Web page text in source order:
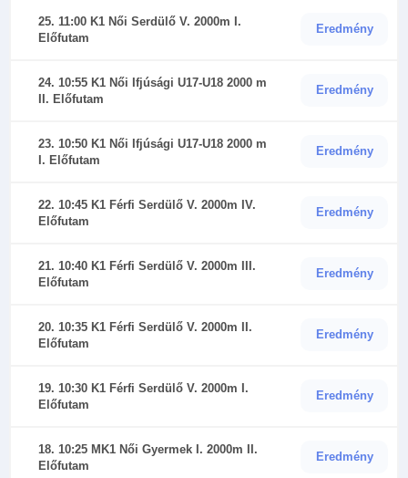
25. 11:00 K1 Női Serdülő V. 2000m I.
Előfutam
Eredmény
24. 10:55 K1 Női Ifjúsági U17-U18 2000 m
II. Előfutam
Eredmény
23. 10:50 K1 Női Ifjúsági U17-U18 2000 m
I. Előfutam
Eredmény
22. 10:45 K1 Férfi Serdülő V. 2000m IV.
Előfutam
Eredmény
21. 10:40 K1 Férfi Serdülő V. 2000m III.
Előfutam
Eredmény
20. 10:35 K1 Férfi Serdülő V. 2000m II.
Előfutam
Eredmény
19. 10:30 K1 Férfi Serdülő V. 2000m I.
Előfutam
Eredmény
18. 10:25 MK1 Női Gyermek I. 2000m II.
Előfutam
Eredmény